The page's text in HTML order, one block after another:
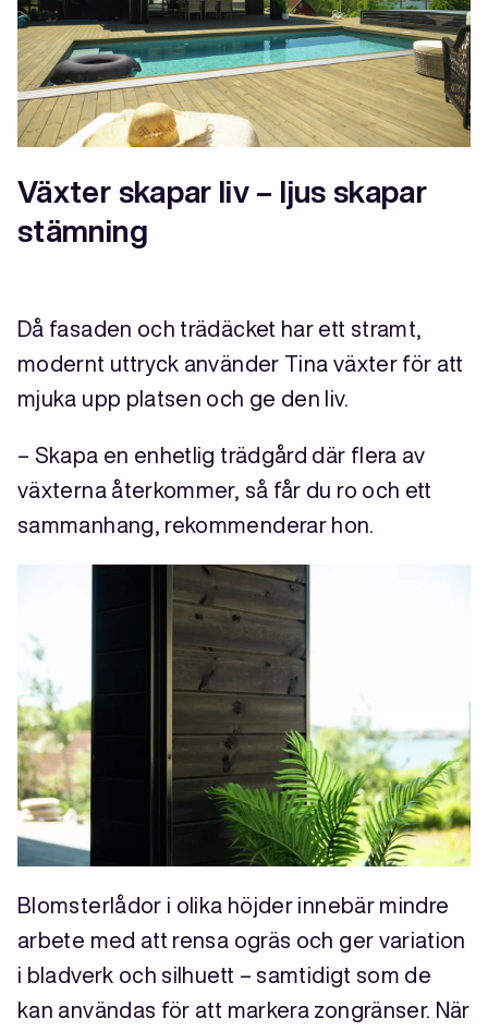
Växter skapar liv – ljus skapar
stämning
Då fasaden och trädäcket har ett stramt,
modernt uttryck använder Tina växter för att
mjuka upp platsen och ge den liv.
– Skapa en enhetlig trädgård där flera av
växterna återkommer, så får du ro och ett
sammanhang, rekommenderar hon.
Blomsterlådor i olika höjder innebär mindre
arbete med att rensa ogräs och ger variation
i bladverk och silhuett – samtidigt som de
kan användas för att markera zongränser. När